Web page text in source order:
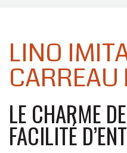
LINO
LE CHARME
FACILITÉ